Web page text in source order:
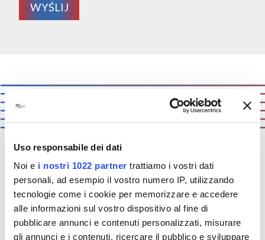
Uso responsabile dei dati
Noi e i nostri 1022 partner trattiamo i vostri dati
personali, ad esempio il vostro numero IP, utilizzando
tecnologie come i cookie per memorizzare e accedere
alle informazioni sul vostro dispositivo al fine di
pubblicare annunci e contenuti personalizzati, misurare
gli annunci e i contenuti, ricercare il pubblico e sviluppare
WYŚLIJ
ICA:solutions that matter
Wiemy co liczy się dla naszych klientów.
Znamy ich wyzwania, ich produkty oraz ich